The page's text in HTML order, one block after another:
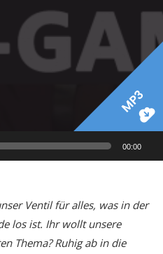
MP3
00:00
Ventil für alles, was in der
los ist. Ihr wollt unsere
Thema? Ruhig ab in die